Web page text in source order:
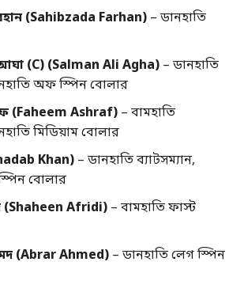
(Sahibzada Farhan) – ডানহাতি
(C) (Salman Ali Agha) – ডানহাতি
অফ স্পিন বোলার
(Faheem Ashraf) – বামহাতি
মিডিয়াম বোলার
Khan) – ডানহাতি ব্যাটসম্যান,
বোলার
(Shaheen Afridi) – বামহাতি ফাস্ট
(Abrar Ahmed) – ডানহাতি লেগ স্পিন